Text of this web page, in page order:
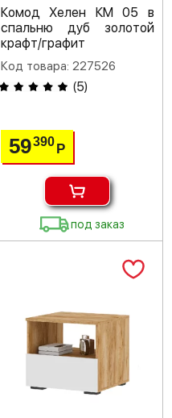
Комод Хелен КМ 05 в
спальню дуб золотой
крафт/графит
Код товара: 227526
(5)
59390 Р
под заказ